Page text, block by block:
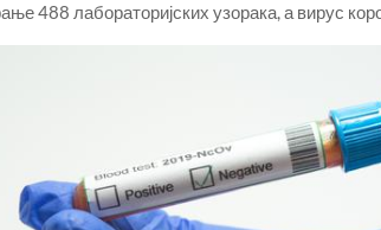
488 лабораторијских узорака, а вирус